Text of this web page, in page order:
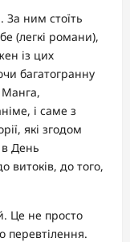
ним стоїть
(легкі романи),
із цих
багатогранну
Манга,
і саме з
які згодом
День
до того,
Це не просто
перевтілення.